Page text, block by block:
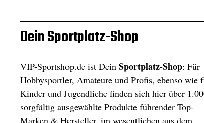
Dein Sportplatz-Shop
VIP-Sportshop.de ist Dein Sportplatz-Shop: Für
Hobbysportler, Amateure und Profis, ebenso wie
Kinder und Jugendliche finden sich hier über
sorgfältig ausgewählte Produkte führender Top-
Marken & Hersteller, im wesentlichen aus dem